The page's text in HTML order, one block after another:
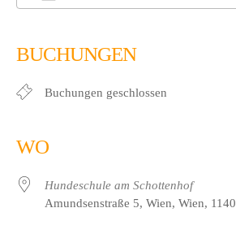
BUCHUNGEN
Buchungen geschlossen
WO
Hundeschule am Schottenhof
Amundsenstraße 5, Wien, Wien, 1140